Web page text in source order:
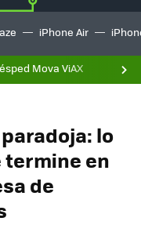
iPhone Air
Mova ViAX
lo
termine en
de